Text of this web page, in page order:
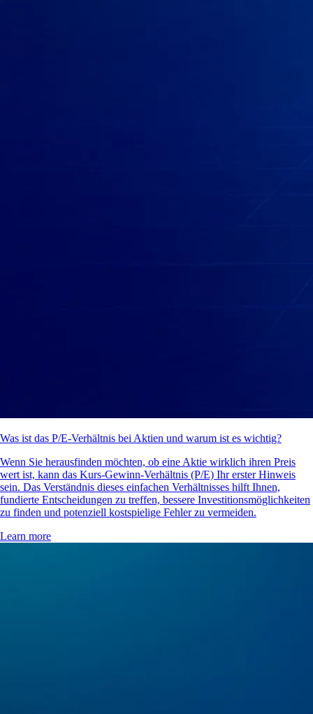
Was ist das P/E-Verhältnis bei Aktien und warum ist es wichtig?
Wenn Sie herausfinden möchten, ob eine Aktie wirklich ihren Preis
wert ist, kann das Kurs-Gewinn-Verhältnis (P/E) Ihr erster Hinweis
sein. Das Verständnis dieses einfachen Verhältnisses hilft Ihnen,
fundierte Entscheidungen zu treffen, bessere Investitionsmöglichkeiten
zu finden und potenziell kostspielige Fehler zu vermeiden.
Learn more